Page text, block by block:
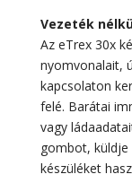
Vezeték
Az eTrex 30x
nyomvonalait,
kapcsolaton
felé. Barátai
vagy
gombot,
készüléket